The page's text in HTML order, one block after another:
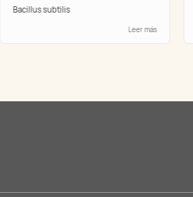
Bacillus subtilis
Leer más